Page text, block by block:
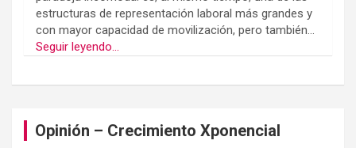
estructuras de representación laboral más grandes y
con mayor capacidad de movilización, pero también...
Seguir leyendo...
Opinión – Crecimiento Xponencial